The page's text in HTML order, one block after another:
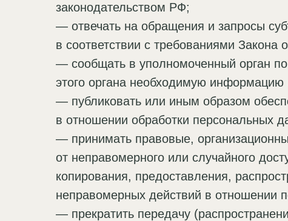
законодательством РФ;
— отвечать на обращения и запросы
в соответствии с требованиями Закона
— сообщать в уполномоченный орган
этого органа необходимую информацию
— публиковать или иным образом
в отношении обработки персональных
— принимать правовые,
от неправомерного или случайного
копирования, предоставления,
неправомерных действий в отношении
— прекратить передачу